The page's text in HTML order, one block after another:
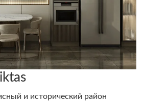
и исторический район